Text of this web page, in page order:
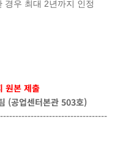
경우 최대 2년까지 인정
원본 제출
(공업센터본관 503호)